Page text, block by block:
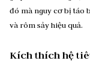
đó mà nguy cơ bị táo
và rôm sảy hiệu quả.
Kích thích hệ